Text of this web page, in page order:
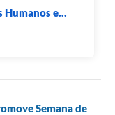
e...
Semana de